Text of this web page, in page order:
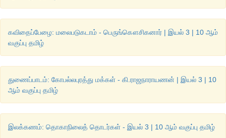
கவிதைப்பேழை: மலைபடுகடாம் - பெருங்கௌசிகனார் | இயல் 3 | 10 ஆம்
வகுப்பு தமிழ்
துணைப்பாடம்: கோபல்லபுரத்து மக்கள் - கி.ராஜநாராயணன் | இயல் 3 | 10
ஆம் வகுப்பு தமிழ்
இலக்கணம்: தொகாநிலைத் தொடர்கள் - இயல் 3 | 10 ஆம் வகுப்பு தமிழ்